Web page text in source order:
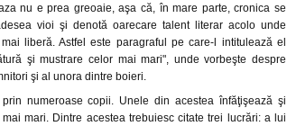
nu e prea greoaie, aşa că, în mare parte, cronica se
vioi şi denotă oarecare talent literar acolo unde
liberă. Astfel este paragraful pe care-l intitulează el
şi mustrare celor mai mari", unde vorbeşte despre
şi al unora dintre boieri.
numeroase copii. Unele din acestea înfăţişează şi
mari. Dintre acestea trebuiesc citate trei lucrări: a lui